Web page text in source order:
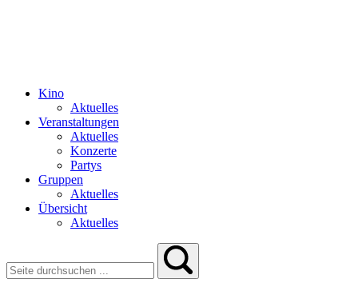
Kino
Aktuelles
Veranstaltungen
Aktuelles
Konzerte
Partys
Gruppen
Aktuelles
Übersicht
Aktuelles